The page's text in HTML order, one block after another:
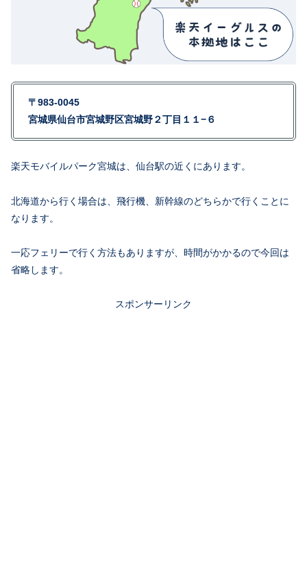
〒983-0045
宮城県仙台市宮城野区宮城野２丁目１１−６
楽天モバイルパーク宮城は、仙台駅の近くにあります。
北海道から行く場合は、飛行機、新幹線のどちらかで行くことに
なります。
一応フェリーで行く方法もありますが、時間がかかるので今回は
省略します。
スポンサーリンク